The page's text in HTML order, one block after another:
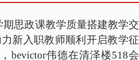
期思政课教学质量搭建教学交
力新 入职教师顺利开启教学征
， bevictor伟德在清泽楼518会